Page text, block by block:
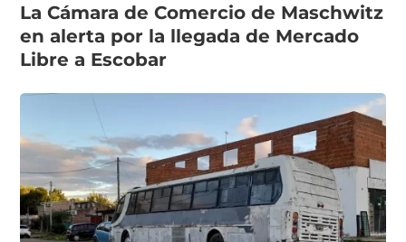
La Cámara de Comercio de Maschwitz
en alerta por la llegada de Mercado
Libre a Escobar